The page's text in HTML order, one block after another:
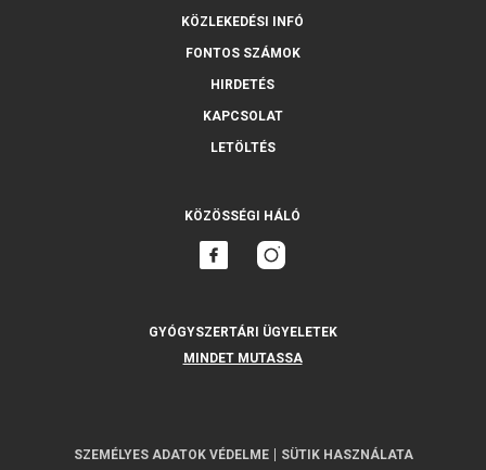
KÖZLEKEDÉSI INFÓ
FONTOS SZÁMOK
HIRDETÉS
KAPCSOLAT
LETÖLTÉS
KÖZÖSSÉGI HÁLÓ
GYÓGYSZERTÁRI ÜGYELETEK
MINDET MUTASSA
SZEMÉLYES ADATOK VÉDELME SÜTIK HASZNÁLATA